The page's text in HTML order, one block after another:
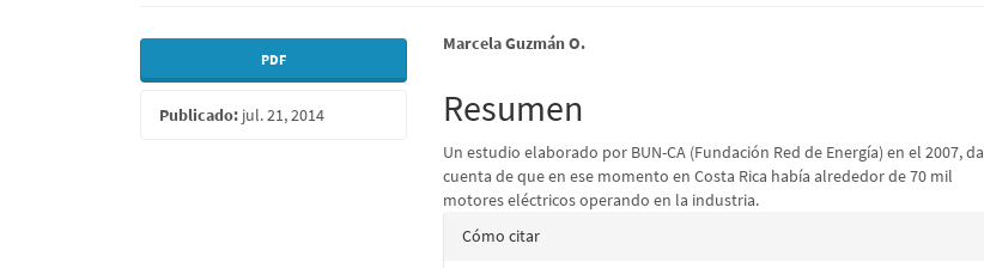
Barra
lateral
del
PDF
Publicado: jul. 21, 2014
Contenido
principal
del
artículo
Marcela Guzmán O.
Resumen
Un estudio elaborado por BUN-CA (Fundación Red de Energía) en el 2007, da
cuenta de que en ese momento en Costa Rica había alrededor de 70 mil
motores eléctricos operando en la industria.
Detalles
Cómo citar